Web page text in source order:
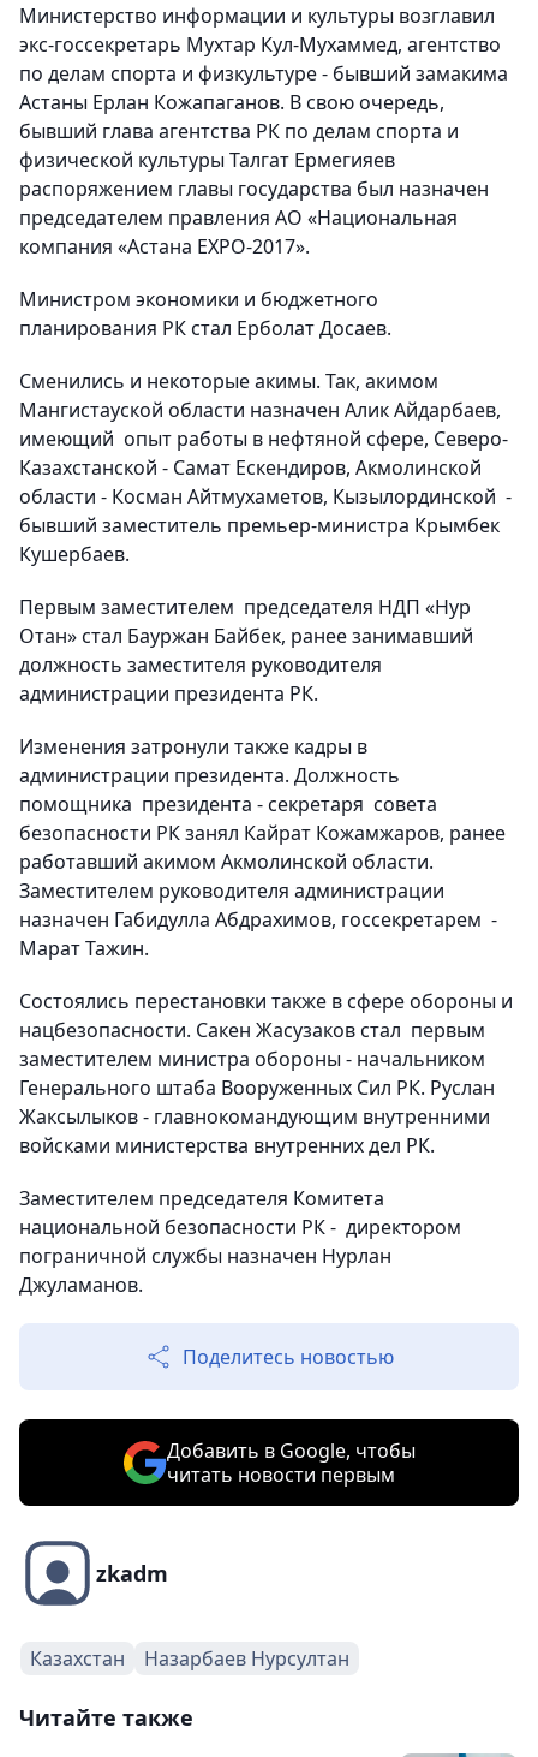
Министерство информации и культуры возглавил
экс-госсекретарь Мухтар Кул-Мухаммед, агентство
по делам спорта и физкультуре - бывший замакима
Астаны Ерлан Кожапаганов. В свою очередь,
бывший глава агентства РК по делам спорта и
физической культуры Талгат Ермегияев
распоряжением главы государства был назначен
председателем правления АО «Национальная
компания «Астана EXPO-2017».
Министром экономики и бюджетного
планирования РК стал Ерболат Досаев.
Сменились и некоторые акимы. Так, акимом
Мангистауской области назначен Алик Айдарбаев,
имеющий опыт работы в нефтяной сфере, Северо-
Казахстанской - Самат Ескендиров, Акмолинской
области - Косман Айтмухаметов, Кызылординской -
бывший заместитель премьер-министра Крымбек
Кушербаев.
Первым заместителем председателя НДП «Нур
Отан» стал Бауржан Байбек, ранее занимавший
должность заместителя руководителя
администрации президента РК.
Изменения затронули также кадры в
администрации президента. Должность
помощника президента - секретаря совета
безопасности РК занял Кайрат Кожамжаров, ранее
работавший акимом Акмолинской области.
Заместителем руководителя администрации
назначен Габидулла Абдрахимов, госсекретарем -
Марат Тажин.
Состоялись перестановки также в сфере обороны и
нацбезопасности. Сакен Жасузаков стал первым
заместителем министра обороны - начальником
Генерального штаба Вооруженных Сил РК. Руслан
Жаксылыков - главнокомандующим внутренними
войсками министерства внутренних дел РК.
Заместителем председателя Комитета
национальной безопасности РК - директором
пограничной службы назначен Нурлан
Джуламанов.
Поделитесь новостью
Добавить в Google, чтобы
читать новости первым
zkadm
Казахстан Назарбаев Нурсултан
Читайте также